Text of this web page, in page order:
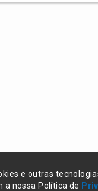
e outras
a nossa Política de